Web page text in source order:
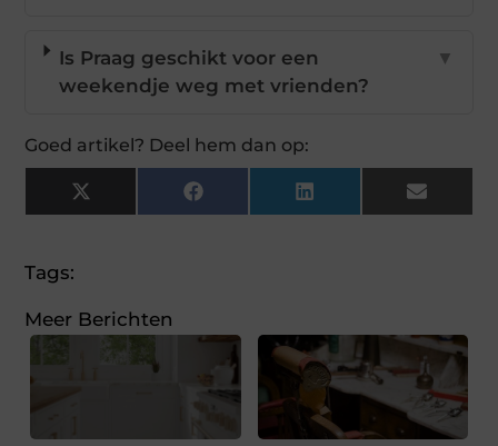
Is Praag geschikt voor een
weekendje weg met vrienden?
▼
Goed artikel? Deel hem dan op:
X
(Twitter)
Facebook LinkedIn Email
Tags:
Meer Berichten